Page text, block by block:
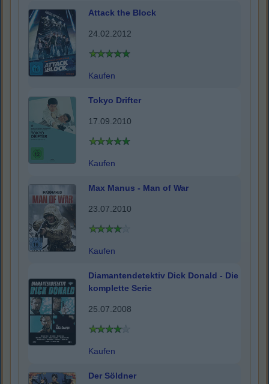
Attack the Block
24.02.2012
Kaufen
Tokyo Drifter
17.09.2010
Kaufen
Max Manus - Man of War
23.07.2010
Kaufen
Diamantendetektiv Dick Donald - Die
komplette Serie
25.07.2008
Kaufen
Der Söldner